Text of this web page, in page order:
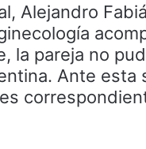
Alejandro
la pareja no
Ante